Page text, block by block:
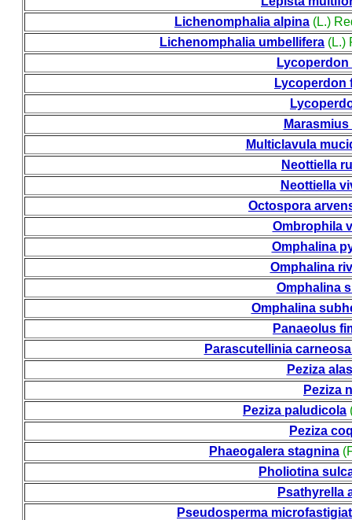
Lichenomphalia alpina (L.)
Lichenomphalia umbellifera (L.)
Lycoperdon
Lycoperdon
Multiclavula
Neottiella
Neottiella
Octospora
Ombrophila
Omphalina
Omphalina
Omphalina
Omphalina
Panaeolus
Parascutellinia
Peziza
Peziza
Peziza paludicola
Peziza
Phaeogalera stagnina
Pholiotina
Psathyrella
Pseudosperma